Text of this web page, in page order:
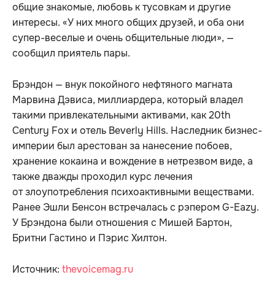
общие знакомые, любовь к тусовкам и другие
интересы. «У них много общих друзей, и оба они
супер-веселые и очень общительные люди», —
сообщил приятель пары.
Брэндон — внук покойного нефтяного магната
Марвина Дэвиса, миллиардера, который владел
такими привлекательными активами, как 20th
Century Fox и отель Beverly Hills. Наследник бизнес-
империи был арестован за нанесение побоев,
хранение кокаина и вождение в нетрезвом виде, а
также дважды проходил курс лечения
от злоупотребления психоактивными веществами.
Ранее Эшли Бенсон встречалась с рэпером G-Eazy.
У Брэндона были отношения с Мишей Бартон,
Бритни Гастино и Пэрис Хилтон.
Источник: thevoicemag.ru